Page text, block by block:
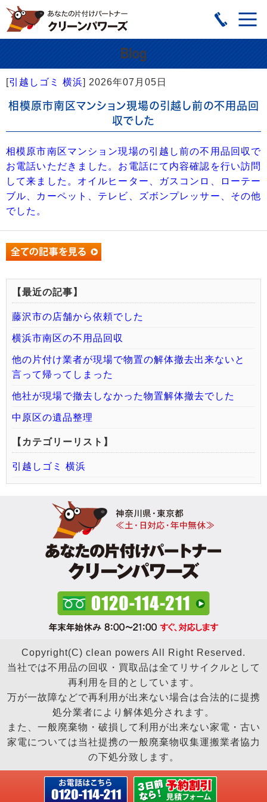
[引越しゴミ 横浜] 2026年07月05日
相模原市南区マンション現場の引越し前の不用品回
収でした
相模原市南区マンション現場の引越し前の不用品回収で
お電話いただきました。お電話にて内容確認を行い訪問
して来ました。オイルヒーター、ガスコンロ、ローテー
ブル、カーペット、テレビ、ズボンプレッサー、その他
でした。
【最近の記事】
藤沢市の店舗から依頼でした
横浜市南区の不用品回収
他の片付け業者が現場で物置の解体撤去出来ないと
言って帰ってしまった
他社が現場で撤去しなかった物置解体撤去でした
中原区の遺品整理
【カテゴリーリスト】
引越しゴミ 横浜
Copyright(C) clean powers All Right Reserved.
当社では不用品の回収・買取品は全てリサイクルとして
再利用を目的としています。
万が一故障などで再利用が出来ない場合は合法的に提携
処分業者により解体処分されます。
また、一般廃棄物・破損して利用が出来ない家電・古い
家電については当社提携の一般廃棄物収集運搬業者協力
の下処分致します。